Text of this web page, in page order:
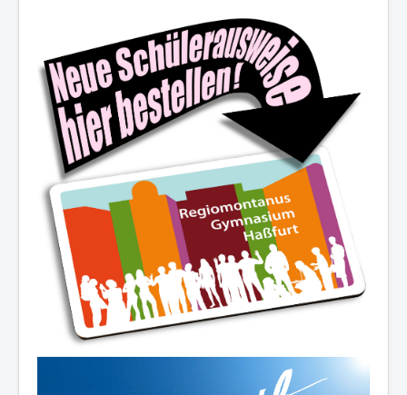
Die Schulfamilie wünscht allen
schöne und erholsame
Sommerferien!
Ferienöffnungszeiten des Sekretariats:
03.-14.08.2026:8.00-12.30 Uhr
19.08./26.08./02.09.2026:
10.00-12.00 Uhr
07.-11.09.2026:8.00-12.30 Uhr